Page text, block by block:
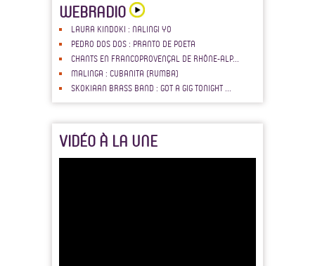
WEBRADIO
LAURA KINDOKI : NALINGI YO
PEDRO DOS DOS : PRANTO DE POETA
CHANTS EN FRANCOPROVENÇAL DE RHÔNE-ALP...
MALINGA : CUBANITA (RUMBA)
SKOKIAAN BRASS BAND : GOT A GIG TONIGHT ...
VIDÉO À LA UNE